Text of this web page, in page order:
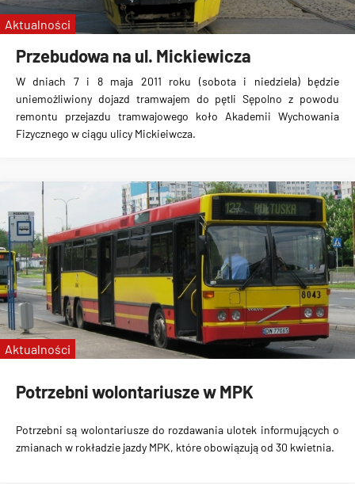
Przebudowa na ul. Mickiewicza
W dniach 7 i 8 maja 2011 roku (sobota i niedziela) będzie
uniemożliwiony dojazd tramwajem do pętli Sępolno z powodu
remontu przejazdu tramwajowego koło Akademii Wychowania
Fizycznego w ciągu ulicy Mickieiwcza.
Aktualności
Potrzebni wolontariusze w MPK
Potrzebni są wolontariusze do rozdawania ulotek informujących o
zmianach w rokładzie jazdy MPK, które obowiązują od 30 kwietnia.
Aktualności